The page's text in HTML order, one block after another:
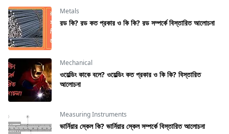
Metals
রড কি? রড কত প্রকার ও কি কি? রড সম্পর্কে বিস্তারিত আলোচনা
Mechanical
ওয়েল্ডিং কাকে বলে? ওয়েল্ডিং কত প্রকার ও কি কি? বিস্তারিত
আলোচনা
Measuring Instruments
ভার্নিয়ার স্কেল কি? ভার্নিয়ার স্কেল সম্পর্কে বিস্তারিত আলোচনা